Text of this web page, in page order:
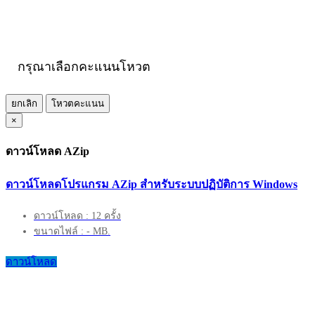
กรุณาเลือกคะแนนโหวต
ยกเลิก
โหวตคะแนน
×
ดาวน์โหลด AZip
ดาวน์โหลดโปรแกรม AZip สำหรับระบบปฏิบัติการ Windows
ดาวน์โหลด : 12 ครั้ง
ขนาดไฟล์ : - MB.
ดาวน์โหลด